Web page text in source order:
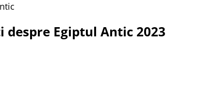
despre Egiptul Antic 2023